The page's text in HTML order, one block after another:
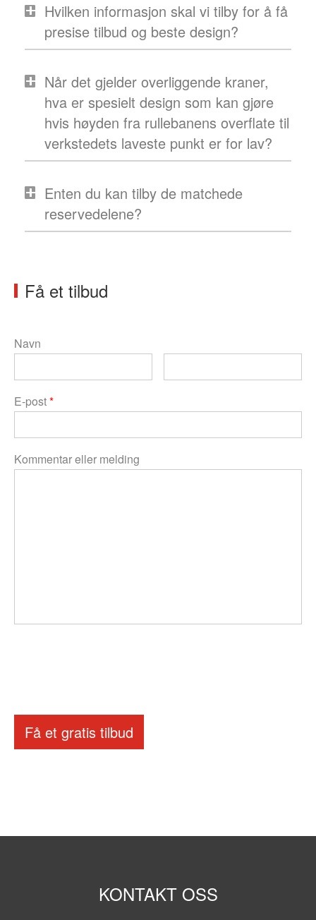
Hvilken informasjon skal vi tilby for å få
presise tilbud og beste design?
Når det gjelder overliggende kraner,
hva er spesielt design som kan gjøre
hvis høyden fra rullebanens overflate til
verkstedets laveste punkt er for lav?
Enten du kan tilby de matchede
reservedelene?
Få et tilbud
Navn
E-post*
Kommentar eller melding
Få et gratis tilbud
KONTAKT OSS